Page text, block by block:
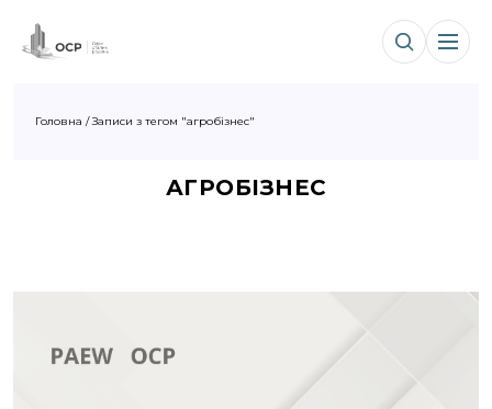
Головна /Записи з тегом "агробізнес"
АГРОБІЗНЕС